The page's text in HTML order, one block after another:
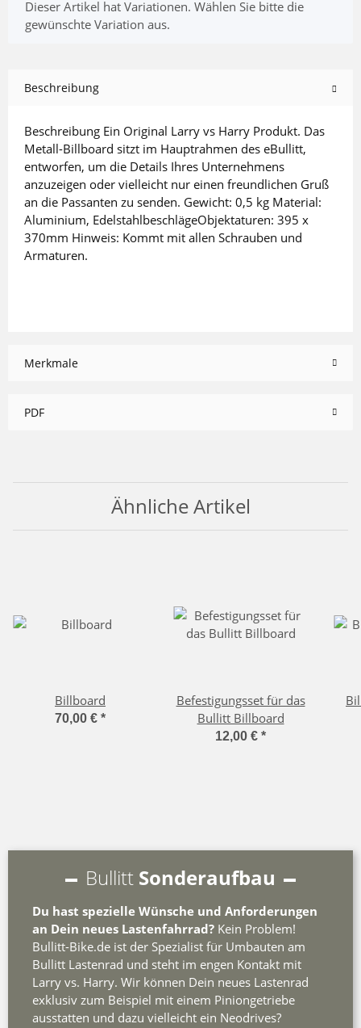
x
Dieser Artikel hat Variationen. Wählen Sie bitte die
gewünschte Variation aus.
Beschreibung
Beschreibung Ein Original Larry vs Harry Produkt. Das
Metall-Billboard sitzt im Hauptrahmen des eBullitt,
entworfen, um die Details Ihres Unternehmens
anzuzeigen oder vielleicht nur einen freundlichen Gruß
an die Passanten zu senden. Gewicht: 0,5 kg Material:
Aluminium, EdelstahlbeschlägeObjektaturen: 395 x
370mm Hinweis: Kommt mit allen Schrauben und
Armaturen.
Merkmale
PDF
Ähnliche Artikel
Billboard
70,00 € *
Befestigungsset für das
Bullitt Billboard
12,00 € *
Bullitt Sonderaufbau
Du hast spezielle Wünsche und Anforderungen
an Dein neues Lastenfahrrad? Kein Problem!
Bullitt-Bike.de ist der Spezialist für Umbauten am
Bullitt Lastenrad und steht im engen Kontakt mit
Larry vs. Harry. Wir können Dein neues Lastenrad
exklusiv zum Beispiel mit einem Piniongetriebe
ausstatten und dazu vielleicht ein Neodrives?